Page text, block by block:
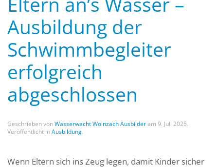
Ausbildung der
Schwimmbegleiter
erfolgreich
abgeschlossen
Geschrieben vonWasserwacht Wolnzach Ausbilderam 9. Juli 2025.
Veröffentlicht inAusbildung.
Wenn Eltern sich ins Zeug legen, damit Kinder sicher